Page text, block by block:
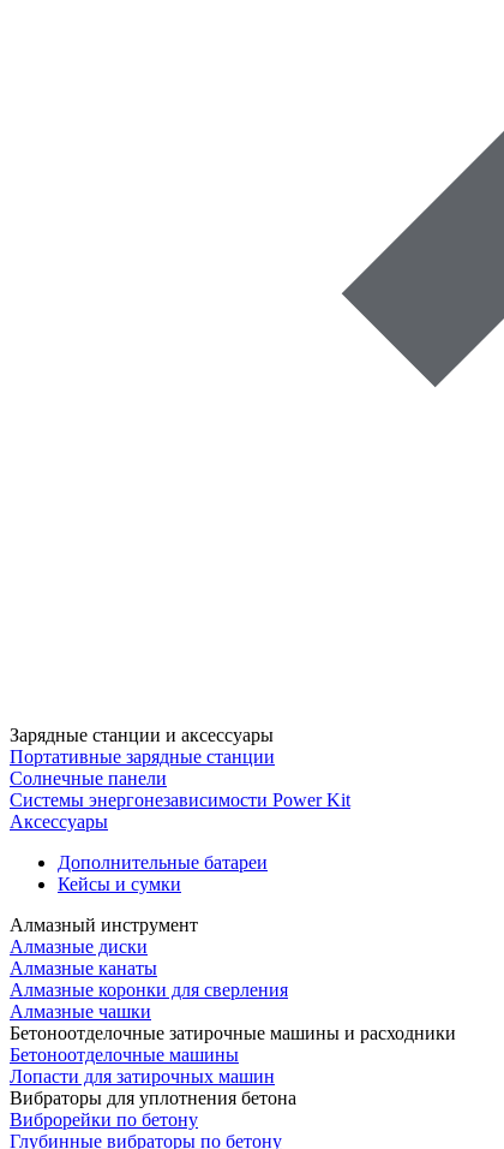
Зарядные станции и аксессуары
Портативные зарядные станции
Солнечные панели
Системы энергонезависимости Power Kit
Аксессуары
Дополнительные батареи
Кейсы и сумки
Алмазный инструмент
Алмазные диски
Алмазные канаты
Алмазные коронки для сверления
Алмазные чашки
Бетоноотделочные затирочные машины и расходники
Бетоноотделочные машины
Лопасти для затирочных машин
Вибраторы для уплотнения бетона
Виброрейки по бетону
Глубинные вибраторы по бетону